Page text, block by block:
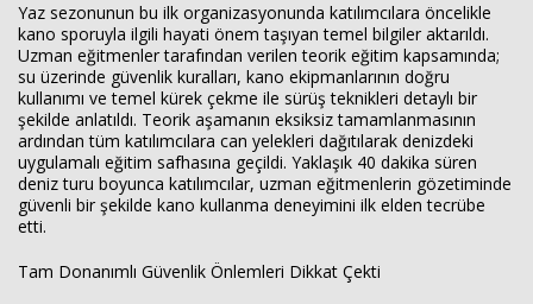
Yaz sezonunun bu ilk organizasyonunda katılımcılara öncelikle
kano sporuyla ilgili hayati önem taşıyan temel bilgiler aktarıldı.
Uzman eğitmenler tarafından verilen teorik eğitim kapsamında;
su üzerinde güvenlik kuralları, kano ekipmanlarının doğru
kullanımı ve temel kürek çekme ile sürüş teknikleri detaylı bir
şekilde anlatıldı. Teorik aşamanın eksiksiz tamamlanmasının
ardından tüm katılımcılara can yelekleri dağıtılarak denizdeki
uygulamalı eğitim safhasına geçildi. Yaklaşık 40 dakika süren
deniz turu boyunca katılımcılar, uzman eğitmenlerin gözetiminde
güvenli bir şekilde kano kullanma deneyimini ilk elden tecrübe
etti.
Tam Donanımlı Güvenlik Önlemleri Dikkat Çekti